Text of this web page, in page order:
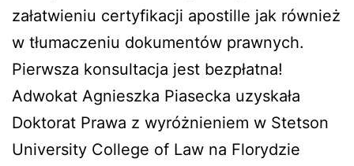
załatwieniu certyfikacji apostille jak również
w tłumaczeniu dokumentów prawnych.
Pierwsza konsultacja jest bezpłatna!
Adwokat Agnieszka Piasecka uzyskała
Doktorat Prawa z wyróżnieniem w Stetson
University College of Law na Florydzie